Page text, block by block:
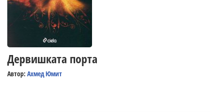
Дервишката порта
Автор: Ахмед Юмит